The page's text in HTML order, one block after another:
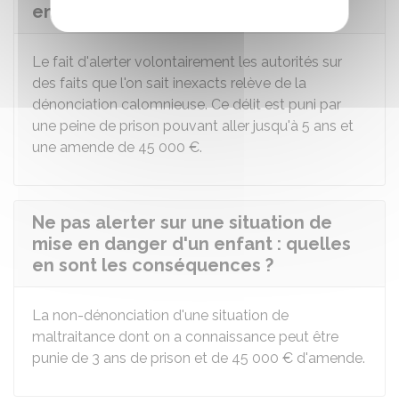
en sont les conséquences ?
Le fait d'alerter volontairement les autorités sur
des faits que l'on sait inexacts relève de la
dénonciation calomnieuse. Ce délit est puni par
une peine de prison pouvant aller jusqu'à 5 ans et
une amende de 45 000 €.
Ne pas alerter sur une situation de
mise en danger d'un enfant : quelles
en sont les conséquences ?
La non-dénonciation d'une situation de
maltraitance dont on a connaissance peut être
punie de 3 ans de prison et de 45 000 € d'amende.